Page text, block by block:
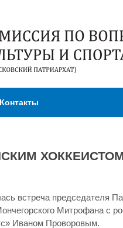
Контакты
встреча председателя
Митрофана с
Иваном Проворовым.